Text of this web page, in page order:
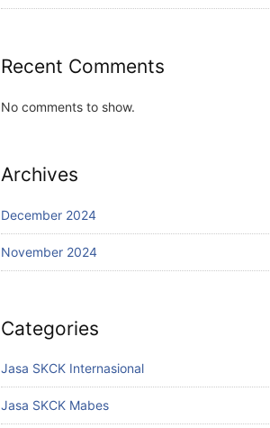
Recent Comments
No comments to show.
Archives
December 2024
November 2024
Categories
Jasa SKCK Internasional
Jasa SKCK Mabes